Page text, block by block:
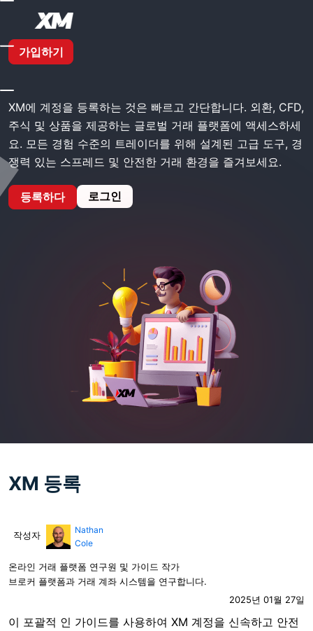
가입하기
XM 등록
XM 등록
XM에 계정을 등록하는 것은 빠르고 간단합니다. 외환, CFD,
주식 및 상품을 제공하는 글로벌 거래 플랫폼에 액세스하세
요. 모든 경험 수준의 트레이더를 위해 설계된 고급 도구, 경
쟁력 있는 스프레드 및 안전한 거래 환경을 즐겨보세요.
등록하다 로그인
XM 등록
작성자
Nathan
Cole
온라인 거래 플랫폼 연구원 및 가이드 작가
브로커 플랫폼과 거래 계좌 시스템을 연구합니다.
2025년 01월 27일
이 포괄적 인 가이드를 사용하여 XM 계정을 신속하고 안전